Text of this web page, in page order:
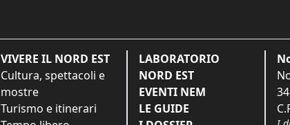
VIVERE IL NORD EST
Cultura, spettacoli e
mostre
Turismo e itinerari
LABORATORIO
NORD EST
EVENTI NEM
LE GUIDE